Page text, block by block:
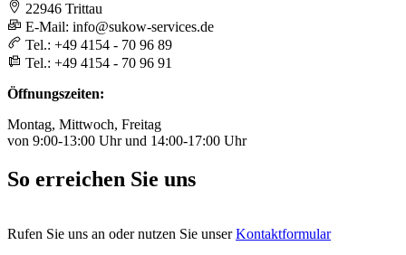
22946 Trittau
E-Mail: info@sukow-services.de
Tel.: +49 4154 - 70 96 89
Tel.: +49 4154 - 70 96 91
Öffnungszeiten:
Montag, Mittwoch, Freitag
von 9:00-13:00 Uhr und 14:00-17:00 Uhr
So erreichen Sie uns
Rufen Sie uns an oder nutzen Sie unserKontaktformular